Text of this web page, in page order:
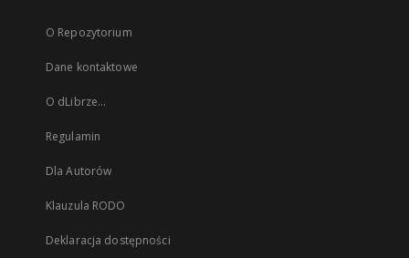
O Repozytorium
Dane kontaktowe
O dLibrze...
Regulamin
Dla Autorów
Klauzula RODO
Deklaracja dostępności